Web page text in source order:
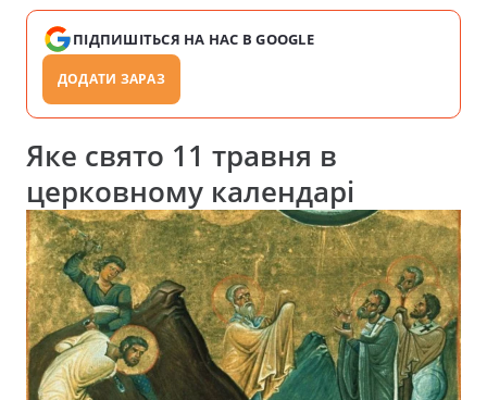
ПІДПИШІТЬСЯ НА НАС В GOOGLE
ДОДАТИ ЗАРАЗ
Яке свято 11 травня в
церковному календарі